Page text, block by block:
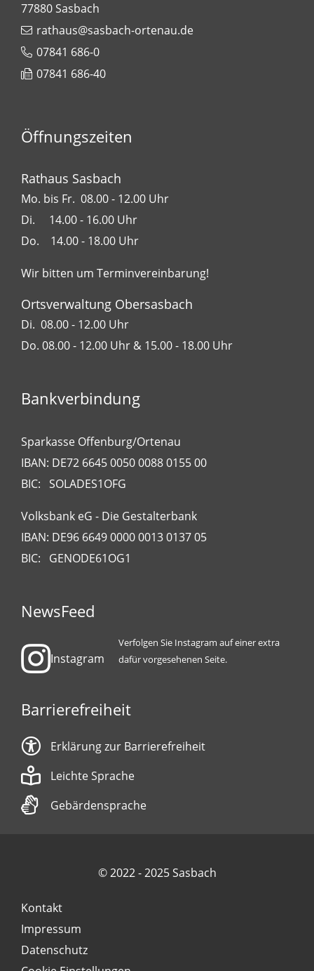
77880Sasbach
rathaus@sasbach-ortenau.de
07841 686-0
07841 686-40
Öffnungszeiten
Rathaus Sasbach
Mo. bis Fr. 08.00 - 12.00 Uhr
Di. 14.00 - 16.00 Uhr
Do. 14.00 - 18.00 Uhr
Wir bitten um Terminvereinbarung!
Ortsverwaltung Obersasbach
Di. 08.00 - 12.00 Uhr
Do. 08.00 - 12.00 Uhr & 15.00 - 18.00 Uhr
Bankverbindung
Sparkasse Offenburg/Ortenau
IBAN: DE72 6645 0050 0088 0155 00
BIC: SOLADES1OFG
Volksbank eG - Die Gestalterbank
IBAN: DE96 6649 0000 0013 0137 05
BIC: GENODE61OG1
NewsFeed
Instagram
Verfolgen Sie Instagram auf einer extra
dafür vorgesehenen Seite.
Barrierefreiheit
Erklärung zur Barrierefreiheit
Leichte Sprache
Gebärdensprache
© 2022 - 2025 Sasbach
Kontakt
Impressum
Datenschutz